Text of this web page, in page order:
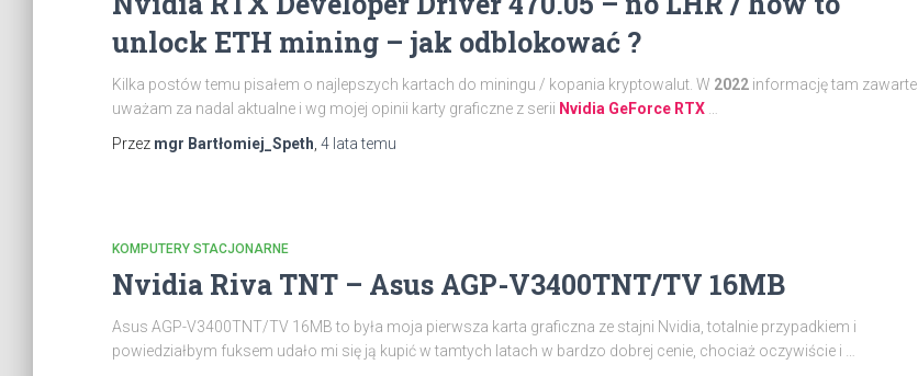
unlock ETH mining – jak odblokować ?
Kilka postów temu pisałem o najlepszych kartach do miningu / kopania kryptowalut. W 2022 informację tam zawarte
uważam za nadal aktualne i wg mojej opinii karty graficzne z serii Nvidia GeForce RTX
Przez mgr Bartłomiej_Speth 4 latatemu
KOMPUTERY STACJONARNE
Nvidia Riva TNT – Asus AGP-V3400TNT/TV 16MB
Asus AGP-V3400TNT/TV 16MB to była moja pierwsza karta graficzna ze stajni Nvidia, totalnie przypadkiem i
powiedziałbym fuksem udało mi się ją kupić w tamtych latach w bardzo dobrej cenie, chociaż oczywiście i …